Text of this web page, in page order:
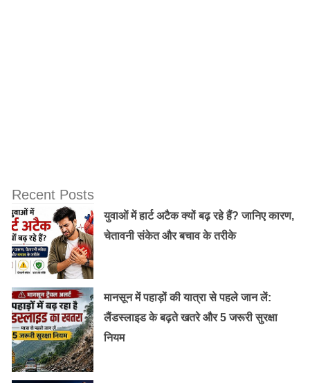
Recent Posts
युवाओं में हार्ट अटैक क्यों बढ़ रहे हैं? जानिए कारण,
चेतावनी संकेत और बचाव के तरीके
मानसून में पहाड़ों की यात्रा से पहले जान लें:
लैंडस्लाइड के बढ़ते खतरे और 5 जरूरी सुरक्षा
नियम